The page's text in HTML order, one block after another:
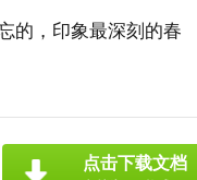
的，印象最深刻的春
点击下载文档